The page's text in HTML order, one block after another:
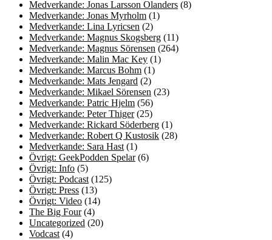
Medverkande: Jonas Larsson Olanders (8)
Medverkande: Jonas Myrholm (1)
Medverkande: Lina Lyricsen (2)
Medverkande: Magnus Skogsberg (11)
Medverkande: Magnus Sörensen (264)
Medverkande: Malin Mac Key (1)
Medverkande: Marcus Bohm (1)
Medverkande: Mats Jengard (2)
Medverkande: Mikael Sörensen (23)
Medverkande: Patric Hjelm (56)
Medverkande: Peter Thiger(25)
Medverkande: Rickard Söderberg (1)
Medverkande: Robert Q Kustosik (28)
Medverkande: Sara Hast (1)
Övrigt: GeekPodden Spelar(6)
Övrigt: Info (5)
Övrigt: Podcast (125)
Övrigt: Press (13)
Övrigt: Video (14)
The Big Four(4)
Uncategorized (20)
Vodcast (4)